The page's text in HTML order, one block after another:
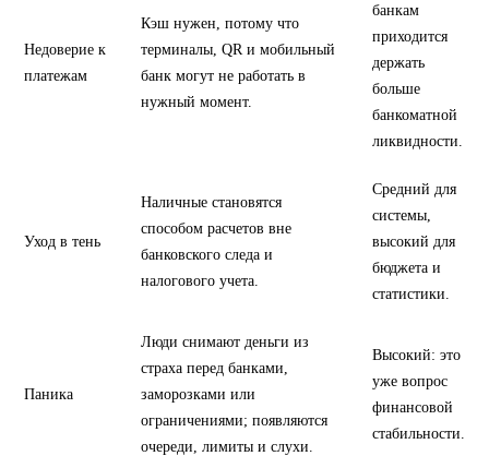
Недоверие к
платежам
Кэш нужен, потому что
терминалы, QR и мобильный
банк могут не работать в
нужный момент.
банкам
приходится
держать
больше
банкоматной
ликвидности.
Уход в тень
Наличные становятся
способом расчетов вне
банковского следа и
налогового учета.
Средний для
системы,
высокий для
бюджета и
статистики.
Паника
Люди снимают деньги из
страха перед банками,
заморозками или
ограничениями; появляются
очереди, лимиты и слухи.
Высокий: это
уже вопрос
финансовой
стабильности.